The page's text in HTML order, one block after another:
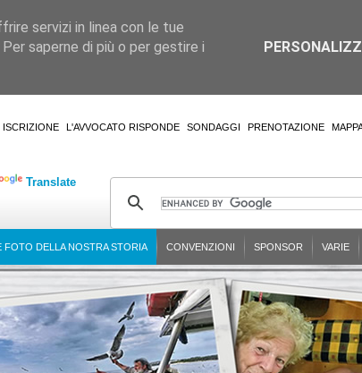
ISCRIZIONE L'AVVOCATO RISPONDE SONDAGGI PRENOTAZIONE
Translate
FOTO DELLA NOSTRA STORIA CONVENZIONI SPONSOR VARIE
servizi in linea con le tue
saperne di più o per gestire i